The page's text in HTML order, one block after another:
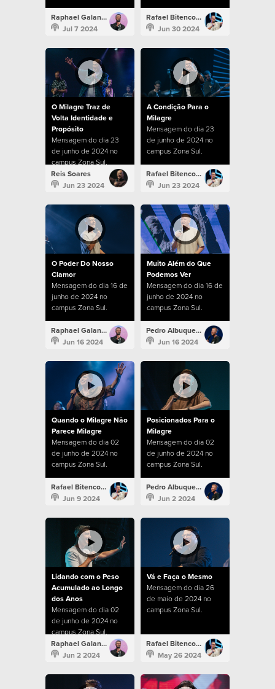
Raphael Galante
Jul 7 2024
Rafael Bitencourt
Jun 30 2024
O Milagre Traz de
Volta Identidade e
Propósito
Mensagem do dia 23
de junho de 2024 no
campus Zona Sul.
Reis Soares
Jun 23 2024
A Condição Para o
Milagre
Mensagem do dia 23
de junho de 2024 no
campus Zona Sul.
Rafael Bitencourt
Jun 23 2024
O Poder Do Nosso
Clamor
Mensagem do dia 16 de
junho de 2024 no
campus Zona Sul.
Raphael Galante
Jun 16 2024
Muito Além do Que
Podemos Ver
Mensagem do dia 16 de
junho de 2024 no
campus Zona Sul.
Pedro Albuquerque
Jun 16 2024
Quando o Milagre Não
Parece Milagre
Mensagem do dia 02
de junho de 2024 no
campus Zona Sul.
Rafael Bitencourt
Jun 9 2024
Posicionados Para o
Milagre
Mensagem do dia 02
de junho de 2024 no
campus Zona Sul.
Pedro Albuquerque
Jun 2 2024
Lidando com o Peso
Acumulado ao Longo
dos Anos
Mensagem do dia 02
de junho de 2024 no
campus Zona Sul.
Raphael Galante
Jun 2 2024
Vá e Faça o Mesmo
Mensagem do dia 26
de maio de 2024 no
campus Zona Sul.
Rafael Bitencourt
May 26 2024